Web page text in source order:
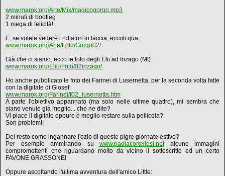
www.marok.org/Arte/Mix/magicogorgo.mp3
2 minuti di bootleg
1 mega di felicità!
E, se volete vedere i ruttatori in faccia, eccoli qua:
www.marok.org/Arte/Foto/Gorgo02/
Già che ci siamo, ecco le foto degli Elii ad Inzago (MI):
www.marok.org/Elio/Foto/02inzago/
Ho anche pubblicato le foto dei Farinei di Lusernetta, per la seconda volta fatte
con la digitale di Giosef:
www.marok.org/Farinei/f02_lusernetta.htm
A parte l'obiettivo appannato (ma solo nelle ultime quattro), mi sembra che
siano venute già meglio... che ne dite?
Vi piace il digitale oppure è meglio restare sulla pellicola?
Son problemi!
Del resto come ingannare l'ozio di queste pigre giornate estive?
Per esempio ammirando su www.paolacortellesi.netalcune immagini
compromettenti che riguardano molto da vicino il sottoscritto ed un certo
FAVONE GRASSONE!
Oppure ascoltando l'ultima avventura dell'amico Little: